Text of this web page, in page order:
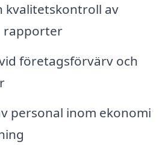
kvalitetskontroll av
rapporter
företagsförvärv och
personal inom ekonomi